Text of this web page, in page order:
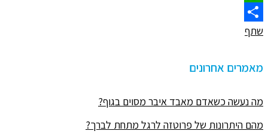
WhatsApp
שתף
מאמרים אחרונים
מה נעשה כשאדם מאבד איבר מסוים בגוף?
מהם היתרונות של פרוטזה לרגל מתחת לברך?